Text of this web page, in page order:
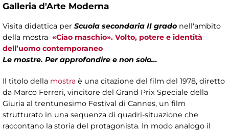
Galleria d'Arte Moderna
Visita didattica per Scuola secondaria II grado nell'ambito
della mostra «Ciao maschio». Volto, potere e identità
dell’uomo contemporaneo
Le mostre. Per approfondire e non solo…
Il titolo della mostra è una citazione del film del 1978, diretto
da Marco Ferreri, vincitore del Grand Prix Speciale della
Giuria al trentunesimo Festival di Cannes, un film
strutturato in una sequenza di quadri-situazione che
raccontano la storia del protagonista. In modo analogo il